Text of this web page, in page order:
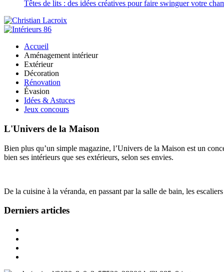
Têtes de lits : des idées créatives pour faire swinguer votre
Accueil
Aménagement intérieur
Extérieur
Décoration
Rénovation
Évasion
Idées & Astuces
Jeux concours
L'Univers de la Maison
Bien plus qu’un simple magazine, l’Univers de la Maison est un
bien ses intérieurs que ses extérieurs, selon ses envies.
De la cuisine à la véranda, en passant par la salle de bain, les
Derniers articles